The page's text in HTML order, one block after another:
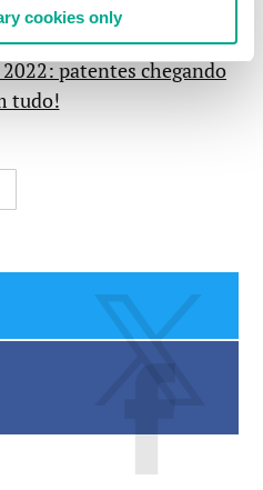
cookies only
patentes chegando
tudo!